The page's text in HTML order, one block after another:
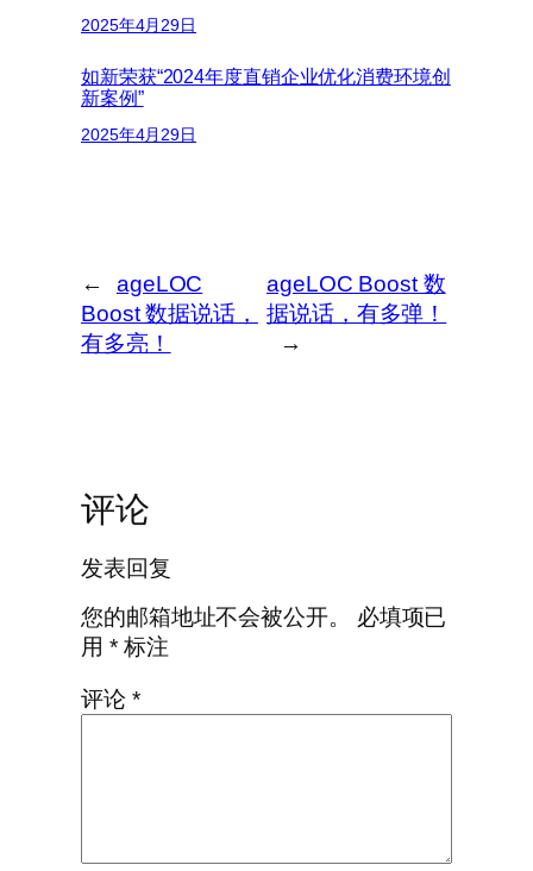
2025年4月29日
如新荣获“2024年度直销企业优化消费环境创
新案例”
2025年4月29日
←
ageLOC
Boost 数据说话，
有多亮！
ageLOC Boost 数
据说话，有多弹！
→
评论
发表回复
您的邮箱地址不会被公开。
必填项已
用 *标注
评论 *